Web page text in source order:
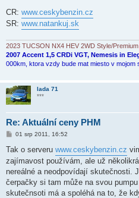
ě
e
CR: www.ceskybenzin.cz
SR: www.natankuj.sk
2023 TUCSON NX4 HEV 2WD Style/
2007 Accent 1,5 CRDi VGT, Nemesis in
000km, ktora vzdy bude mat miesto v mojom
lada 71
***
Re: Aktuální ceny PHM
P
í
p
ě
v
e
k
01 srp 2011, 16:52
Tak o serveru www.ceskybenzin.cz
zajímavost používám, ale už
nereálné a neodpovídají skutečnosti.
čerpačky si tam může na svou
skutečnsoti má a spoléhá na to, že